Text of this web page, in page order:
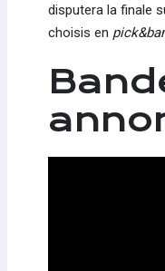
disputera la finale
choisis en